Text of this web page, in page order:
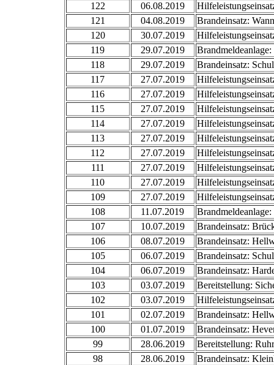
122
06.08.2019
121
04.08.2019
Brandeinsatz:
120
30.07.2019
119
29.07.2019
118
29.07.2019
Brandeinsatz:
117
27.07.2019
116
27.07.2019
115
27.07.2019
114
27.07.2019
113
27.07.2019
112
27.07.2019
111
27.07.2019
110
27.07.2019
109
27.07.2019
108
11.07.2019
107
10.07.2019
Brandeinsatz:
106
08.07.2019
Brandeinsatz:
105
06.07.2019
Brandeinsatz:
104
06.07.2019
Brandeinsatz:
103
03.07.2019
Bereitstellung:
102
03.07.2019
101
02.07.2019
Brandeinsatz:
100
01.07.2019
Brandeinsatz:
99
28.06.2019
Bereitstellung:
98
28.06.2019
Brandeinsatz: